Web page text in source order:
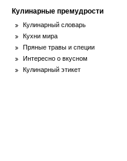
Кулинарные премудрости
Кулинарный словарь
Кухни мира
Пряные травы и специи
Интересно о вкусном
Кулинарный этикет